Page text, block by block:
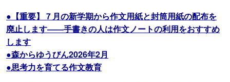
●【重要】７月の新学期から作文用紙と封筒用紙の配布を
廃止します――手書きの人は作文ノートの利用をおすすめ
します
●森からゆうびん2026年2月
●思考力を育てる作文教育